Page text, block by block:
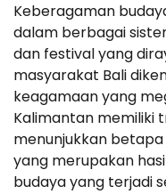
Keberagaman
dalam berbagai
dan festival yang
masyarakat Bali
keagamaan yang
Kalimantan memiliki
menunjukkan
yang merupakan
budaya yang terjadi